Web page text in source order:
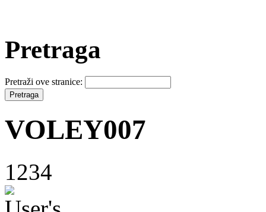
Pretraga
Pretraži ove stranice:
VOLEY007
1234